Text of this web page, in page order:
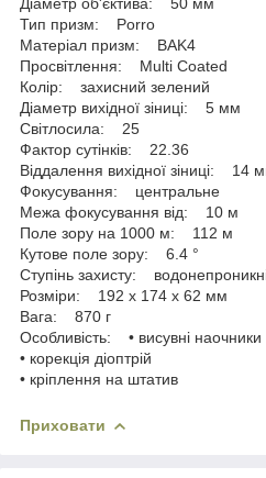
Тип призм: Porro
Матеріал призм: BAK4
Просвітлення: Multi Coated
Колір: захисний зелений
Діаметр вихідної зіниці: 5 мм
Світлосила: 25
Фактор сутінків: 22.36
Віддалення вихідної зіниці: 14
Фокусування: центральне
Межа фокусування від: 10 м
Поле зору на 1000 м: 112 м
Кутове поле зору: 6.4 °
Ступінь захисту:
Розміри: 192 x 174 x 62 мм
Вага: 870 г
Особливість: • висувні наочники
• корекція діоптрій
• кріплення на штатив
Приховати